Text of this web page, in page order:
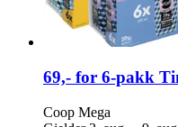
69,- for 6-pakk
Coop Mega